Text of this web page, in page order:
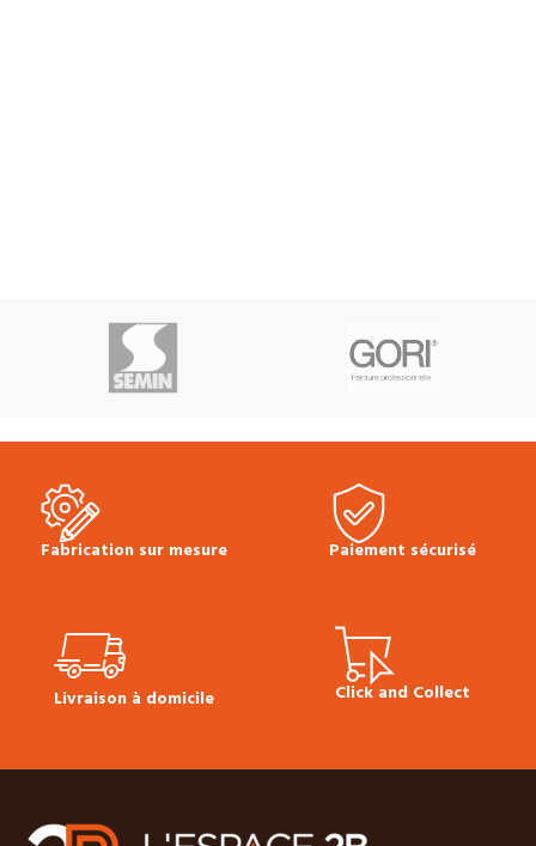
Fabrication sur mesure Paiement sécurisé
Livraison à domicile Click and Collect